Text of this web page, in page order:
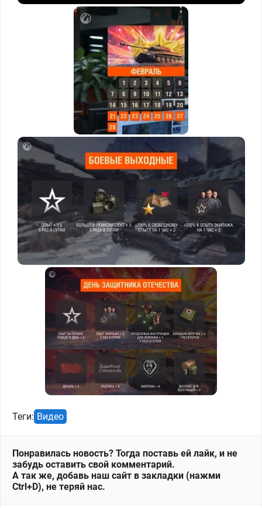
Теги: Видео
Понравилась новость? Тогда поставь ей лайк, и не
забудь оставить свой комментарий.
А так же, добавь наш сайт в закладки (нажми
Ctrl+D), не теряй нас.